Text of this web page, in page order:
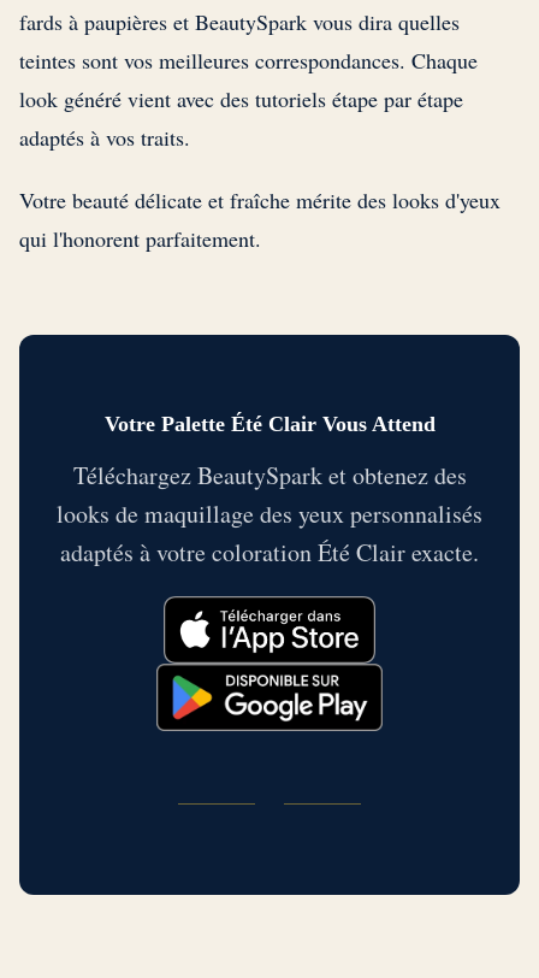
fards à paupières et BeautySpark vous dira quelles
teintes sont vos meilleures correspondances. Chaque
look généré vient avec des tutoriels étape par étape
adaptés à vos traits.
Votre beauté délicate et fraîche mérite des looks d'yeux
qui l'honorent parfaitement.
Votre Palette Été Clair Vous Attend
Téléchargez BeautySpark et obtenez des
looks de maquillage des yeux personnalisés
adaptés à votre coloration Été Clair exacte.